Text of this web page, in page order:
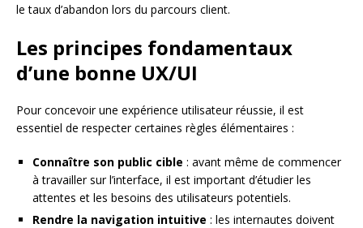
le taux d’abandon lors du parcours client.
Les principes fondamentaux
d’une bonne UX/UI
Pour concevoir une expérience utilisateur réussie, il est
essentiel de respecter certaines règles élémentaires :
Connaître son public cible : avant même de commencer
à travailler sur l’interface, il est important d’étudier les
attentes et les besoins des utilisateurs potentiels.
Rendre la navigation intuitive : les internautes doivent